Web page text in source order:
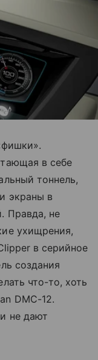
в себе
тоннель,
экраны в
Правда, не
ухищрения,
в серийное
создания
что-то, хоть
DMC-12.
не дают